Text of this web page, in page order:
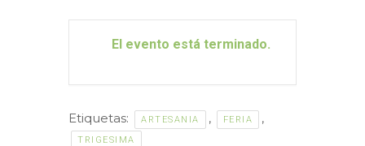
El evento está terminado.
Etiquetas: ARTESANIA , FERIA ,
TRIGESIMA